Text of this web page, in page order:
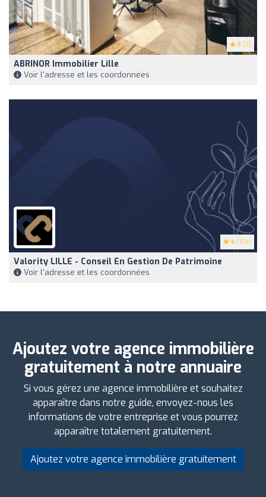
5 (3)
ABRINOR Immobilier Lille
Voir l'adresse et les coordonnées
4 (104)
Valority LILLE - Conseil En Gestion De Patrimoine
Voir l'adresse et les coordonnées
Ajoutez votre agence immobilière
gratuitement à notre annuaire
Si vous gérez une agence immobilière et souhaitez
apparaître dans notre guide, envoyez-nous les
informations de votre entreprise et vous pourrez
apparaître totalement gratuitement.
Ajoutez votre agence immobilière gratuitement